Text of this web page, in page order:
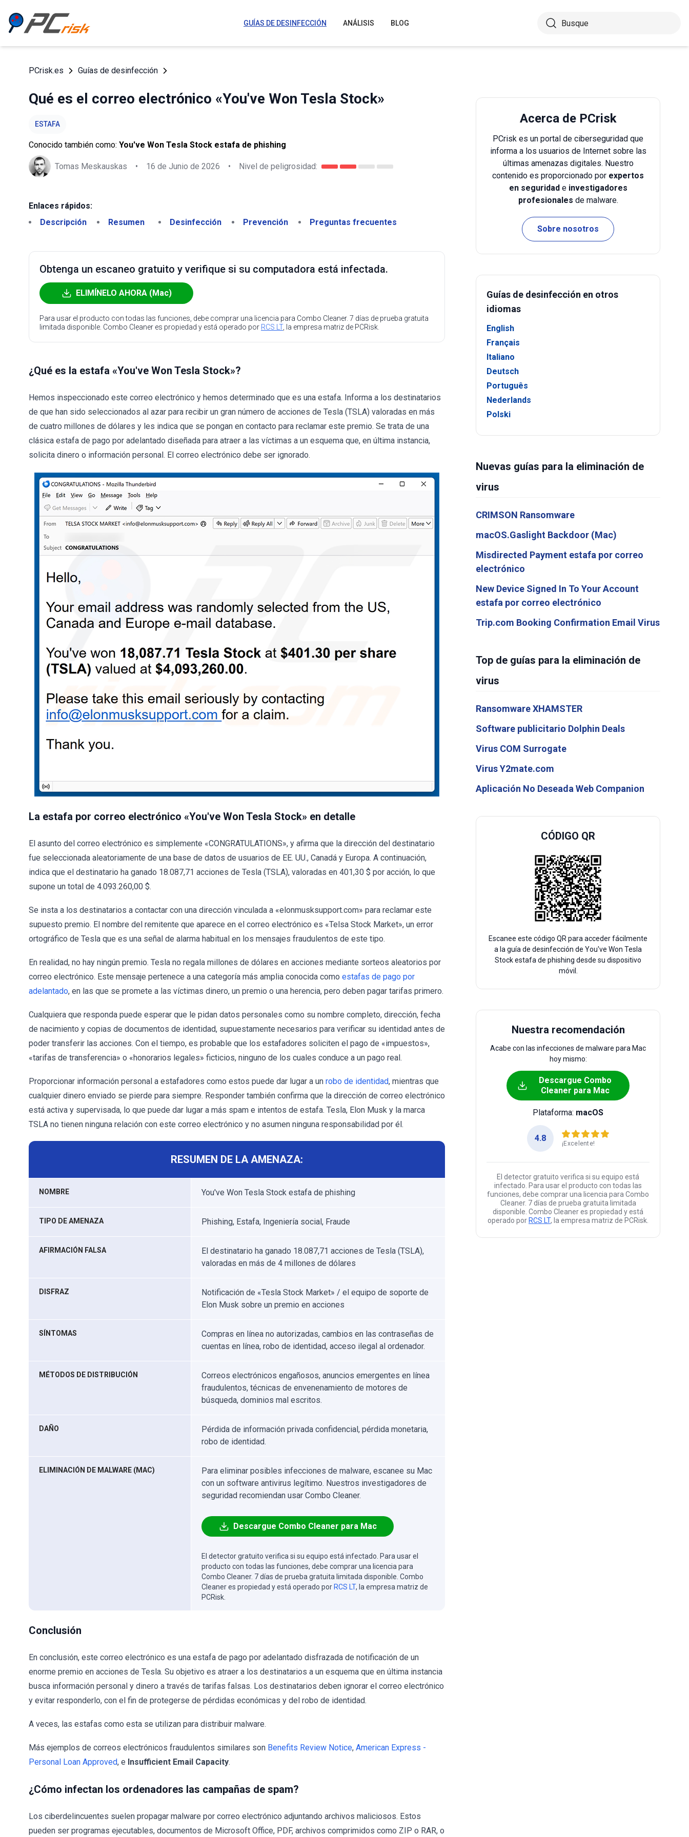
GUÍAS DE DESINFECCIÓN ANÁLISIS BLOG
PCrisk.es Guías de desinfección
Qué es el correo electrónico «You've Won Tesla Stock»
ESTAFA
Conocido también como: You've Won Tesla Stock estafa de phishing
Tomas Meskauskas • 16 de Junio de 2026 • Nivel de peligrosidad:
Enlaces rápidos:
Descripción
Resumen Desinfección Prevención Preguntas frecuentes
Obtenga un escaneo gratuito y verifique si su computadora está infectada.
ELIMÍNELO AHORA (Mac)
Para usar el producto con todas las funciones, debe comprar una licencia para Combo Cleaner. 7 días de prueba gratuita
limitada disponible. Combo Cleaner es propiedad y está operado por RCS LT, la empresa matriz de PCRisk.
¿Qué es la estafa «You've Won Tesla Stock»?
Hemos inspeccionado este correo electrónico y hemos determinado que es una estafa. Informa a los destinatarios
de que han sido seleccionados al azar para recibir un gran número de acciones de Tesla (TSLA) valoradas en más
de cuatro millones de dólares y les indica que se pongan en contacto para reclamar este premio. Se trata de una
clásica estafa de pago por adelantado diseñada para atraer a las víctimas a un esquema que, en última instancia,
solicita dinero o información personal. El correo electrónico debe ser ignorado.
La estafa por correo electrónico «You've Won Tesla Stock» en detalle
El asunto del correo electrónico es simplemente «CONGRATULATIONS», y afirma que la dirección del destinatario
fue seleccionada aleatoriamente de una base de datos de usuarios de EE. UU., Canadá y Europa. A continuación,
indica que el destinatario ha ganado 18.087,71 acciones de Tesla (TSLA), valoradas en 401,30 $ por acción, lo que
supone un total de 4.093.260,00 $.
Se insta a los destinatarios a contactar con una dirección vinculada a «elonmusksupport.com» para reclamar este
supuesto premio. El nombre del remitente que aparece en el correo electrónico es «Telsa Stock Market», un error
ortográfico de Tesla que es una señal de alarma habitual en los mensajes fraudulentos de este tipo.
En realidad, no hay ningún premio. Tesla no regala millones de dólares en acciones mediante sorteos aleatorios por
correo electrónico. Este mensaje pertenece a una categoría más amplia conocida como estafas de pago por
adelantado, en las que se promete a las víctimas dinero, un premio o una herencia, pero deben pagar tarifas primero.
Cualquiera que responda puede esperar que le pidan datos personales como su nombre completo, dirección, fecha
de nacimiento y copias de documentos de identidad, supuestamente necesarios para verificar su identidad antes de
poder transferir las acciones. Con el tiempo, es probable que los estafadores soliciten el pago de «impuestos»,
«tarifas de transferencia» o «honorarios legales» ficticios, ninguno de los cuales conduce a un pago real.
Proporcionar información personal a estafadores como estos puede dar lugar a un robo de identidad, mientras que
cualquier dinero enviado se pierde para siempre. Responder también confirma que la dirección de correo electrónico
está activa y supervisada, lo que puede dar lugar a más spam e intentos de estafa. Tesla, Elon Musk y la marca
TSLA no tienen ninguna relación con este correo electrónico y no asumen ninguna responsabilidad por él.
RESUMEN DE LA AMENAZA:
NOMBRE You've Won Tesla Stock estafa de phishing
TIPO DE AMENAZA Phishing, Estafa, Ingeniería social, Fraude
AFIRMACIÓN FALSA
El destinatario ha ganado 18.087,71 acciones de Tesla (TSLA),
valoradas en más de 4 millones de dólares
DISFRAZ
Notificación de «Tesla Stock Market» / el equipo de soporte de
Elon Musk sobre un premio en acciones
SÍNTOMAS
Compras en línea no autorizadas, cambios en las contraseñas de
cuentas en línea, robo de identidad, acceso ilegal al ordenador.
MÉTODOS DE DISTRIBUCIÓN
Correos electrónicos engañosos, anuncios emergentes en línea
fraudulentos, técnicas de envenenamiento de motores de
búsqueda, dominios mal escritos.
DAÑO
Pérdida de información privada confidencial, pérdida monetaria,
robo de identidad.
ELIMINACIÓN DE MALWARE (MAC)
Para eliminar posibles infecciones de malware, escanee su Mac
con un software antivirus legítimo. Nuestros investigadores de
seguridad recomiendan usar Combo Cleaner.
Descargue Combo Cleaner para Mac
El detector gratuito verifica si su equipo está infectado. Para usar el
producto con todas las funciones, debe comprar una licencia para
Combo Cleaner. 7 días de prueba gratuita limitada disponible. Combo
Cleaner es propiedad y está operado por RCS LT, la empresa matriz de
PCRisk.
Conclusión
En conclusión, este correo electrónico es una estafa de pago por adelantado disfrazada de notificación de un
enorme premio en acciones de Tesla. Su objetivo es atraer a los destinatarios a un esquema que en última instancia
busca información personal y dinero a través de tarifas falsas. Los destinatarios deben ignorar el correo electrónico
y evitar responderlo, con el fin de protegerse de pérdidas económicas y del robo de identidad.
A veces, las estafas como esta se utilizan para distribuir malware.
Más ejemplos de correos electrónicos fraudulentos similares son Benefits Review Notice, American Express -
Personal Loan Approved, e Insufficient Email Capacity.
¿Cómo infectan los ordenadores las campañas de spam?
Los ciberdelincuentes suelen propagar malware por correo electrónico adjuntando archivos maliciosos. Estos
pueden ser programas ejecutables, documentos de Microsoft Office, PDF, archivos comprimidos como ZIP o RAR, o
Acerca de PCrisk
PCrisk es un portal de ciberseguridad que
informa a los usuarios de Internet sobre las
últimas amenazas digitales. Nuestro
contenido es proporcionado por expertos
en seguridade investigadores
profesionales de malware.
Sobre nosotros
Guías de desinfección en otros
idiomas
English
Français
Italiano
Deutsch
Português
Nederlands
Polski
Nuevas guías para la eliminación de
virus
CRIMSON Ransomware
macOS.Gaslight Backdoor (Mac)
Misdirected Payment estafa por correo
electrónico
New Device Signed In To Your Account
estafa por correo electrónico
Trip.com Booking Confirmation Email Virus
Top de guías para la eliminación de
virus
Ransomware XHAMSTER
Software publicitario Dolphin Deals
Virus COM Surrogate
Virus Y2mate.com
Aplicación No Deseada Web Companion
CÓDIGO QR
Escanee este código QR para acceder fácilmente
a la guía de desinfección de You've Won Tesla
Stock estafa de phishing desde su dispositivo
móvil.
Nuestra recomendación
Acabe con las infecciones de malware para Mac
hoy mismo:
Descargue Combo
Cleaner para Mac
Plataforma: macOS
4.8
¡Excelente!
El detector gratuito verifica si su equipo está
infectado. Para usar el producto con todas las
funciones, debe comprar una licencia para Combo
Cleaner. 7 días de prueba gratuita limitada
disponible. Combo Cleaner es propiedad y está
operado por RCS LT, la empresa matriz de PCRisk.